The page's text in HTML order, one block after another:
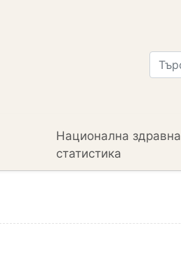
Национална здравна
статистика